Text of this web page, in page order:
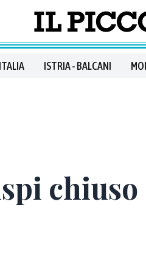
ITALIA ISTRIA - BALCANI